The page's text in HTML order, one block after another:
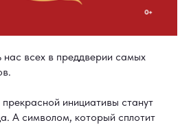
нас всех в преддверии самых
инициативы станут
А символом, который сплотит